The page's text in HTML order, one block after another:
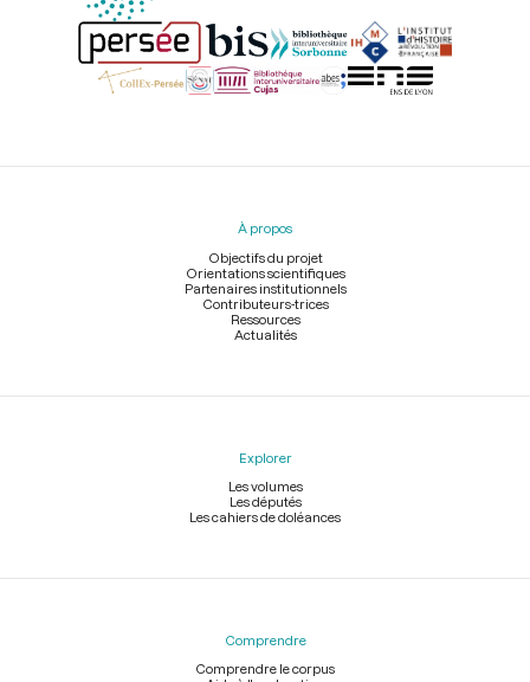
Menu
À propos
Objectifs du projet
Orientations scientifiques
Partenaires institutionnels
Contributeurs-trices
Ressources
Actualités
Explorer
Les volumes
Les députés
Les cahiers de doléances
Comprendre
Comprendre le corpus